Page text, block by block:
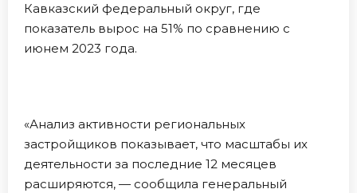
Кавказский федеральный округ, где
показатель вырос на 51% по сравнению с
июнем 2023 года.
«Анализ активности региональных
застройщиков показывает, что масштабы их
деятельности за последние 12 месяцев
расширяются, — сообщила генеральный